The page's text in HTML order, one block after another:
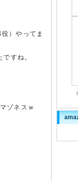
）やってま
すね。
ゾネスｗ